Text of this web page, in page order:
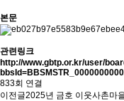
본문
관련링크
http://www.gbtp.or.kr/user/
833회 연결
이전글2025년 금호 이웃사촌마